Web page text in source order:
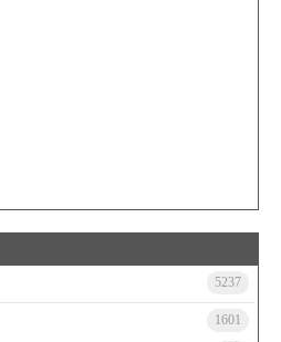
5237
1601